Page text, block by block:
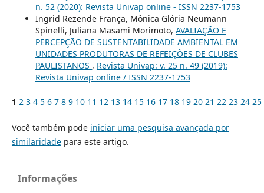
n. 52 (2020): Revista Univap online - ISSN 2237-1753
Ingrid Rezende França, Mônica Glória Neumann
Spinelli, Juliana Masami Morimoto, AVALIAÇÃO E
PERCEPÇÃO DE SUSTENTABILIDADE AMBIENTAL EM
UNIDADES PRODUTORAS DE REFEIÇÕES DE CLUBES
PAULISTANOS , Revista Univap: v. 25 n. 49 (2019):
Revista Univap online / ISSN 2237-1753
1 2 3 4 5 6 7 8 9 10 11 12 13 14 15 16 17 18 19 20 21 22 23 24 25
Você também pode iniciar uma pesquisa avançada por
similaridadepara este artigo.
Informações